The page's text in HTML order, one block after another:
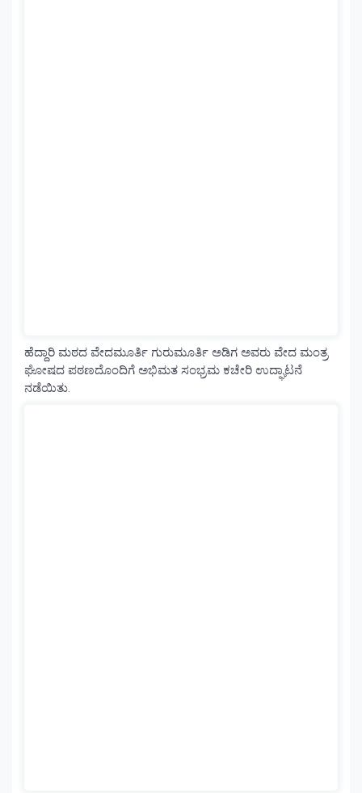
ಹೆದ್ದಾರಿ ಮಠದ ವೇದಮೂರ್ತಿ ಗುರುಮೂರ್ತಿ ಅಡಿಗ ಅವರು ವೇದ ಮಂತ್ರ
ಘೋಷದ ಪಠಣದೊಂದಿಗೆ ಅಭಿಮತ ಸಂಭ್ರಮ ಕಚೇರಿ ಉದ್ಘಾಟನೆ
ನಡೆಯಿತು.